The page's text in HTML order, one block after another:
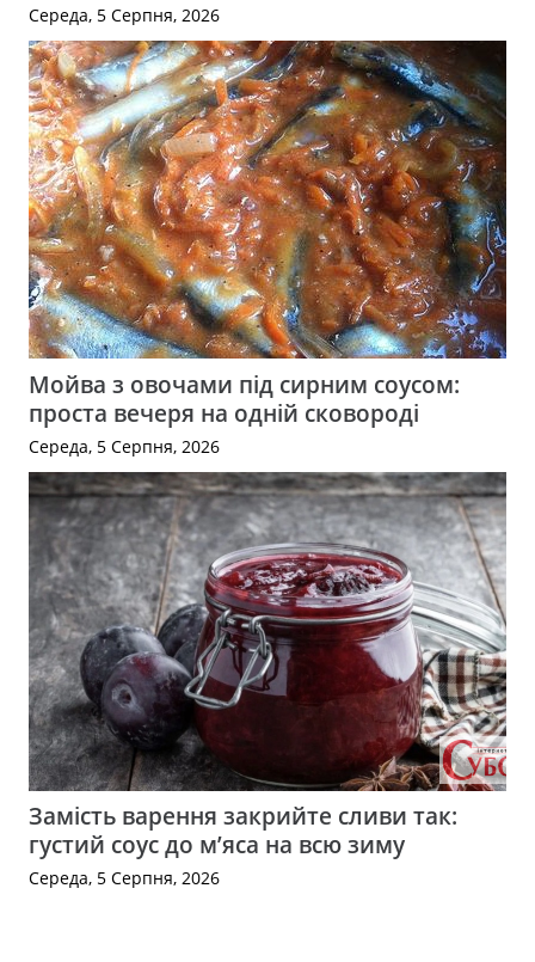
Середа, 5 Серпня, 2026
Мойва з овочами під сирним соусом:
проста вечеря на одній сковороді
Середа, 5 Серпня, 2026
Замість варення закрийте сливи так:
густий соус до м’яса на всю зиму
Середа, 5 Серпня, 2026